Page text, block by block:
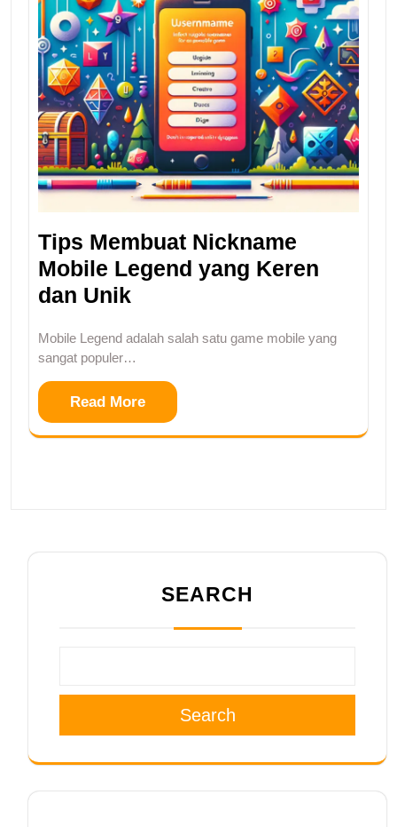
Tips Membuat Nickname
Mobile Legend yang Keren
dan Unik
Mobile Legend adalah salah satu game mobile yang
sangat populer…
Read More
SEARCH
Search